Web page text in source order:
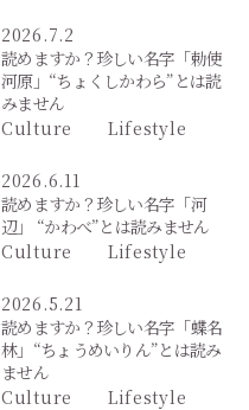
2026.7.2
読めますか？珍しい名字「勅使
河原」“ちょくしかわら”とは読
みません
Culture
Lifestyle
2026.6.11
読めますか？珍しい名字「河
辺」 “かわべ”とは読みません
Culture
Lifestyle
2026.5.21
読めますか？珍しい名字「蝶名
林」“ちょうめいりん”とは読み
ません
Culture
Lifestyle